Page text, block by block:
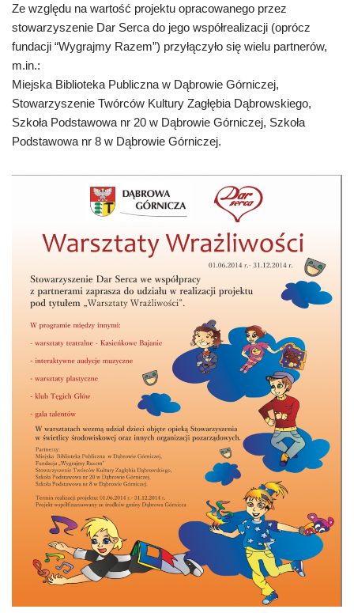
Ze względu na wartość projektu opracowanego przez
stowarzyszenie Dar Serca do jego współrealizacji (oprócz
fundacji “Wygrajmy Razem”) przyłączyło się wielu partnerów,
m.in.:
Miejska Biblioteka Publiczna w Dąbrowie Górniczej,
Stowarzyszenie Twórców Kultury Zagłębia Dąbrowskiego,
Szkoła Podstawowa nr 20 w Dąbrowie Górniczej, Szkoła
Podstawowa nr 8 w Dąbrowie Górniczej.